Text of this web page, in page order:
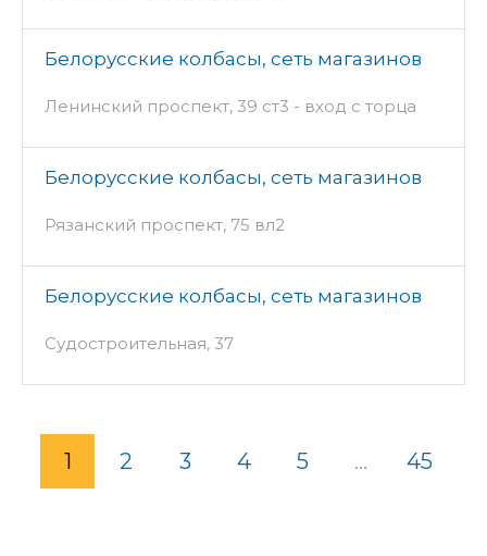
Белорусские колбасы, сеть магазинов
Ленинский проспект, 39 ст3 - вход с торца
Белорусские колбасы, сеть магазинов
Рязанский проспект, 75 вл2
Белорусские колбасы, сеть магазинов
Судостроительная, 37
1 2 3 4 5 ... 45